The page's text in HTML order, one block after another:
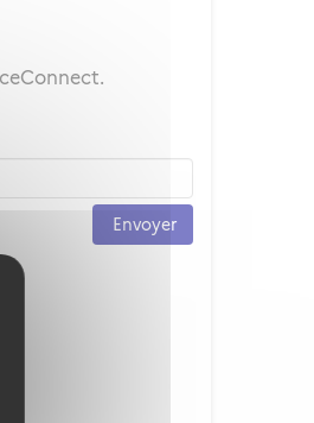
Envoyer